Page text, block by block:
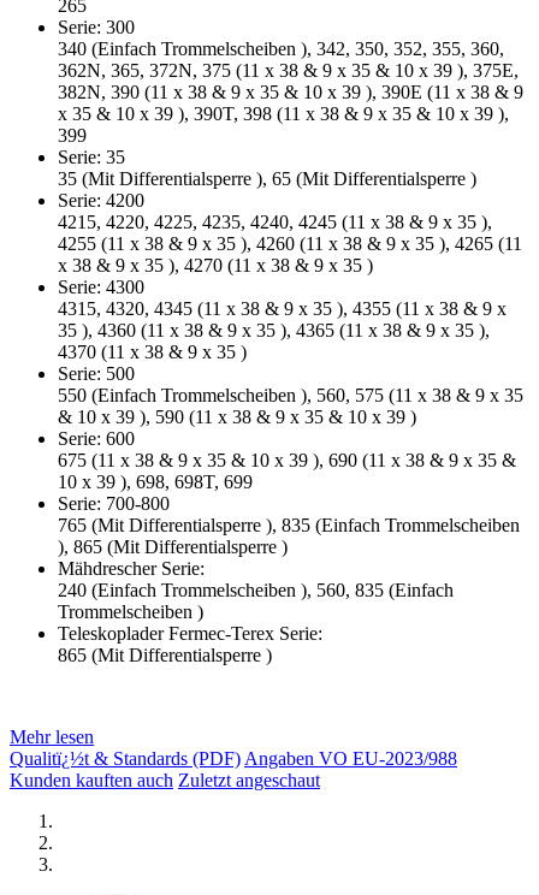
265
Serie: 300
340 (Einfach Trommelscheiben ), 342, 350, 352, 355, 360,
362N, 365, 372N, 375 (11 x 38 & 9 x 35 & 10 x 39 ), 375E,
382N, 390 (11 x 38 & 9 x 35 & 10 x 39 ), 390E (11 x 38 & 9
x 35 & 10 x 39 ), 390T, 398 (11 x 38 & 9 x 35 & 10 x 39 ),
399
Serie: 35
35 (Mit Differentialsperre ), 65 (Mit Differentialsperre )
Serie: 4200
4215, 4220, 4225, 4235, 4240, 4245 (11 x 38 & 9 x 35 ),
4255 (11 x 38 & 9 x 35 ), 4260 (11 x 38 & 9 x 35 ), 4265 (11
x 38 & 9 x 35 ), 4270 (11 x 38 & 9 x 35 )
Serie: 4300
4315, 4320, 4345 (11 x 38 & 9 x 35 ), 4355 (11 x 38 & 9 x
35 ), 4360 (11 x 38 & 9 x 35 ), 4365 (11 x 38 & 9 x 35 ),
4370 (11 x 38 & 9 x 35 )
Serie: 500
550 (Einfach Trommelscheiben ), 560, 575 (11 x 38 & 9 x 35
& 10 x 39 ), 590 (11 x 38 & 9 x 35 & 10 x 39 )
Serie: 600
675 (11 x 38 & 9 x 35 & 10 x 39 ), 690 (11 x 38 & 9 x 35 &
10 x 39 ), 698, 698T, 699
Serie: 700-800
765 (Mit Differentialsperre ), 835 (Einfach Trommelscheiben
), 865 (Mit Differentialsperre )
Mähdrescher Serie:
240 (Einfach Trommelscheiben ), 560, 835 (Einfach
Trommelscheiben )
Teleskoplader Fermec-Terex Serie:
865 (Mit Differentialsperre )
Mehr lesen
Qualitï¿½t & Standards (PDF)Angaben VO EU-2023/988
Kunden kauften auch Zuletzt angeschaut